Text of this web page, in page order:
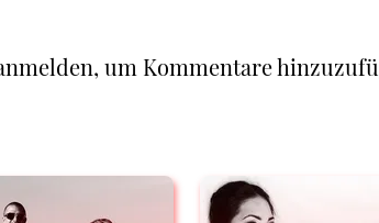
um Kommentare